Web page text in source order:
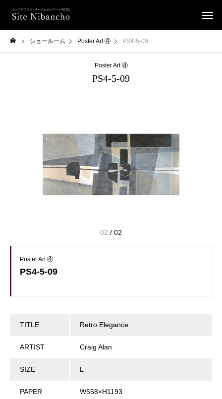
ショールーム Poster Art ④ PS4-5-09
Poster Art ④
PS4-5-09
02 / 02
Poster Art ④
PS4-5-09
TITLE Retro Elegance
ARTIST Craig Alan
SIZE L
PAPER
W558×H1193